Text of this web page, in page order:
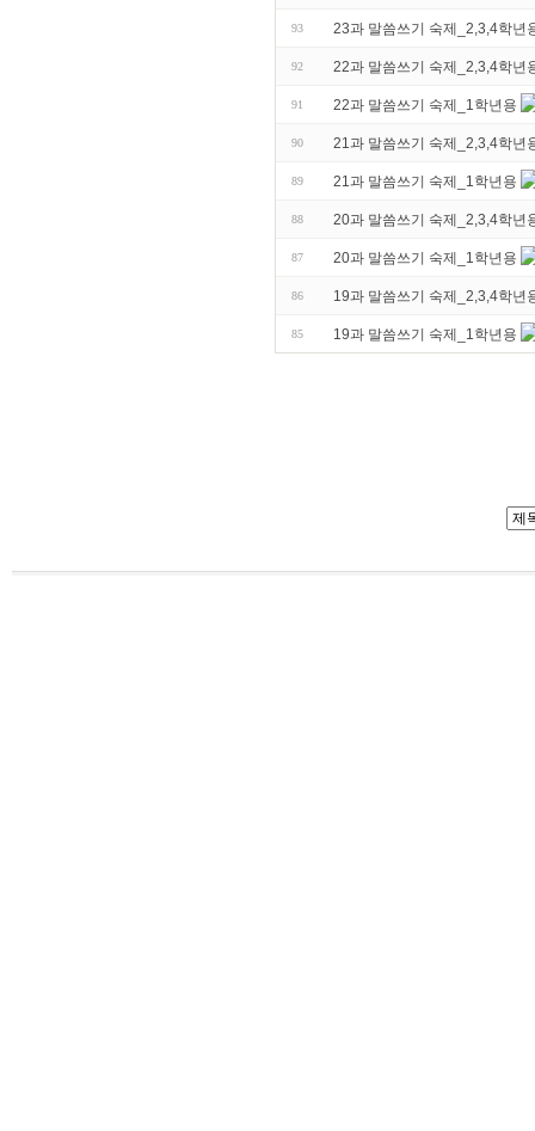
93 23과 말씀쓰기 숙제_2,3,4학년
92 22과 말씀쓰기 숙제_2,3,4학년
91 22과 말씀쓰기 숙제_1학년용
90 21과 말씀쓰기 숙제_2,3,4학년
89 21과 말씀쓰기 숙제_1학년용
88 20과 말씀쓰기 숙제_2,3,4학년
87 20과 말씀쓰기 숙제_1학년용
86 19과 말씀쓰기 숙제_2,3,4학년
85 19과 말씀쓰기 숙제_1학년용